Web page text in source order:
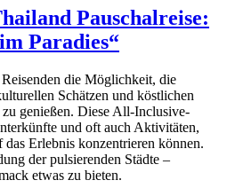
Reisen:
Entdecken
Sie
Land
der
smiles“
Pauschalreise:
Paradies“
die Möglichkeit, die
Schätzen und köstlichen
genießen. Diese All-Inclusive-
und oft auch Aktivitäten,
das Erlebnis konzentrieren können.
der pulsierenden Städte –
etwas zu bieten.